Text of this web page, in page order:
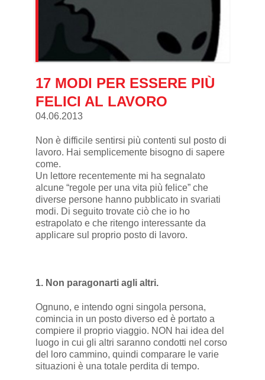
17 MODI PER ESSERE PIÙ
FELICI AL LAVORO
04.06.2013
Non è difficile sentirsi più contenti sul posto di
lavoro. Hai semplicemente bisogno di sapere
come.
Un lettore recentemente mi ha segnalato
alcune “regole per una vita più felice” che
diverse persone hanno pubblicato in svariati
modi. Di seguito trovate ciò che io ho
estrapolato e che ritengo interessante da
applicare sul proprio posto di lavoro.
1. Non paragonarti agli altri.
Ognuno, e intendo ogni singola persona,
comincia in un posto diverso ed è portato a
compiere il proprio viaggio. NON hai idea del
luogo in cui gli altri saranno condotti nel corso
del loro cammino, quindi comparare le varie
situazioni è una totale perdita di tempo.